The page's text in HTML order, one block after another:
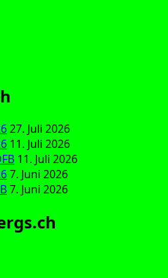
27. Juli 2026
11. Juli 2026
11. Juli 2026
7. Juni 2026
7. Juni 2026